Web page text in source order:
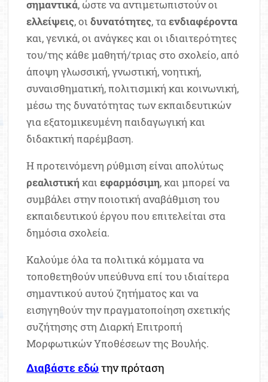
σημαντικά, ώστε να αντιμετωπιστούν οι
ελλείψεις, οιδυνατότητες, ταενδιαφέροντα
και, γενικά, οι ανάγκες και οι ιδιαιτερότητες
του/της κάθε μαθητή/τριας στο σχολείο, από
άποψη γλωσσική, γνωστική, νοητική,
συναισθηματική, πολιτισμική και κοινωνική,
μέσω της δυνατότητας των εκπαιδευτικών
για εξατομικευμένη παιδαγωγική και
διδακτική παρέμβαση.
Η προτεινόμενη ρύθμιση είναι απολύτως
ρεαλιστικήκαιεφαρμόσιμη, και μπορεί να
συμβάλει στην ποιοτική αναβάθμιση του
εκπαιδευτικού έργου που επιτελείται στα
δημόσια σχολεία.
Καλούμε όλα τα πολιτικά κόμματα να
τοποθετηθούν υπεύθυνα επί του ιδιαίτερα
σημαντικού αυτού ζητήματος και να
εισηγηθούν την πραγματοποίηση σχετικής
συζήτησης στη Διαρκή Επιτροπή
Μορφωτικών Υποθέσεων της Βουλής.
Διαβάστε εδώτην πρόταση